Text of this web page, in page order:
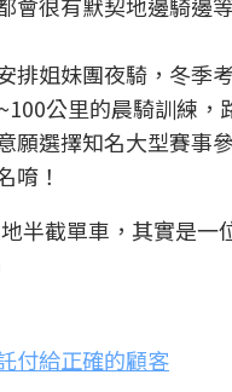
排姐妹團夜騎，冬季
公里的晨騎訓練
願選擇知名大型賽事
唷！
半截單車，其實是
付給正確的顧客